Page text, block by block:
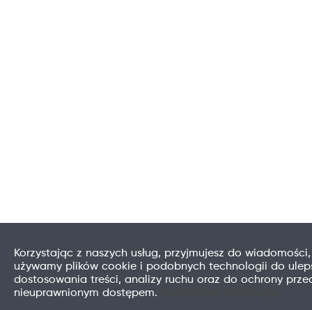
Korzystając z naszych usług, przyjmujesz do
używamy plików cookie i podobnych technologii do
dostosowania treści, analizy ruchu oraz do ochrony
nieuprawnionym dostępem.